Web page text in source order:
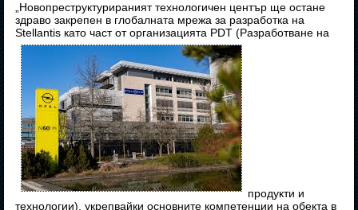
„Новопреструктурираният технологичен център ще остане
здраво закрепен в глобалната мрежа за разработка на
Stellantis като част от организацията PDT (Разработване на
продукти и
технологии), укрепвайки основните компетенции на обекта в